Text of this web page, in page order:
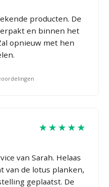
producten. De
en binnen het
opnieuw met hen
★★★★★
van Sarah. Helaas
van de lotus planken,
geplaatst. De